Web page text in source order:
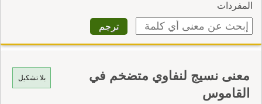
المفردات
بلا تشكيل
معنى نسيج لنفاوي متضخم في
القاموس